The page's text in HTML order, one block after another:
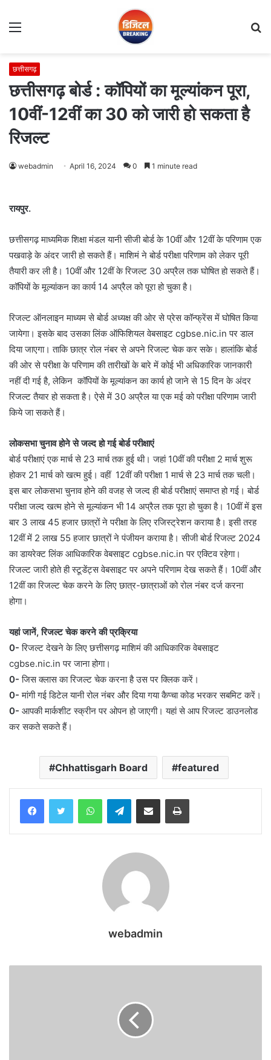
Menu
छत्तीसगढ़
छत्तीसगढ़ बोर्ड : कॉपियों का मूल्यांकन पूरा,
10वीं-12वीं का 30 को जारी हो सकता है
रिजल्ट
webadmin April 16, 2024 0 1 minute read
रायपुर.
छत्तीसगढ़ माध्यमिक शिक्षा मंडल यानी सीजी बोर्ड के 10वीं और 12वीं के परिणाम एक
पखवाड़े के अंदर जारी हो सकते हैं। माशिमं ने बोर्ड परीक्षा परिणाम को लेकर पूरी
तैयारी कर ली है। 10वीं और 12वीं के रिजल्ट 30 अप्रैल तक घोषित हो सकते हैं।
कॉपियों के मूल्यांकन का कार्य 14 अप्रैल को पूरा हो चुका है।
रिजल्ट ऑनलाइन माध्यम से बोर्ड अध्यक्ष की ओर से प्रेस कॉन्फ्रेंस में घोषित किया
जायेगा। इसके बाद उसका लिंक ऑफिशियल वेबसाइट cgbse.nic.in पर डाल
दिया जाएगा। ताकि छात्र रोल नंबर से अपने रिजल्ट चेक कर सके। हालांकि बोर्ड
की ओर से परीक्षा के परिणाम की तारीखों के बारे में कोई भी अधिकारिक जानकारी
नहीं दी गई है, लेकिन कॉपियों के मूल्यांकन का कार्य हो जाने से 15 दिन के अंदर
रिजल्ट तैयार हो सकता है। ऐसे में 30 अप्रैल या एक मई को परीक्षा परिणाम जारी
किये जा सकते हैं।
लोकसभा चुनाव होने से जल्द हो गई बोर्ड परीक्षाएं
बोर्ड परीक्षाएं एक मार्च से 23 मार्च तक हुई थी। जहां 10वीं की परीक्षा 2 मार्च शुरू
होकर 21 मार्च को खत्म हुई। वहीं 12वीं की परीक्षा 1 मार्च से 23 मार्च तक चली।
इस बार लोकसभा चुनाव होने की वजह से जल्द ही बोर्ड परीक्षाएं समाप्त हो गई। बोर्ड
परीक्षा जल्द खत्म होने से मूल्यांकन भी 14 अप्रैल तक पूरा हो चुका है। 10वीं में इस
बार 3 लाख 45 हजार छात्रों ने परीक्षा के लिए रजिस्ट्रेशन कराया है। इसी तरह
12वीं में 2 लाख 55 हजार छात्रों ने पंजीयन कराया है। सीजी बोर्ड रिजल्ट 2024
का डायरेक्ट लिंक आधिकारिक वेबसाइट cgbse.nic.in पर एक्टिव रहेगा।
रिजल्ट जारी होते ही स्टूडेंट्स वेबसाइट पर अपने परिणाम देख सकते हैं। 10वीं और
12वीं का रिजल्ट चेक करने के लिए छात्र-छात्राओं को रोल नंबर दर्ज करना
होगा।
यहां जानें, रिजल्ट चेक करने की प्रक्रिया
0-रिजल्ट देखने के लिए छत्तीसगढ़ माशिमं की आधिकारिक वेबसाइट
cgbse.nic.in पर जाना होगा।
0-जिस क्लास का रिजल्ट चेक करना है उस पर क्लिक करें।
0-मांगी गई डिटेल यानी रोल नंबर और दिया गया कैप्चा कोड भरकर सबमिट करें।
0- आपकी मार्कशीट स्क्रीन पर ओपन हो जाएगी। यहां से आप रिजल्ट डाउनलोड
कर सकते सकते हैं।
Chhattisgarh Board featured
WhatsAppTelegramShare via Email Print
webadmin